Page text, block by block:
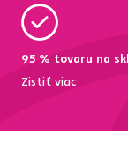
95 % tovaru na
Zistiť viac